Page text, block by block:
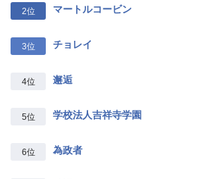
2位 マートルコービン
3位 チョレイ
4位 邂逅
5位 学校法人吉祥寺学園
6位 為政者